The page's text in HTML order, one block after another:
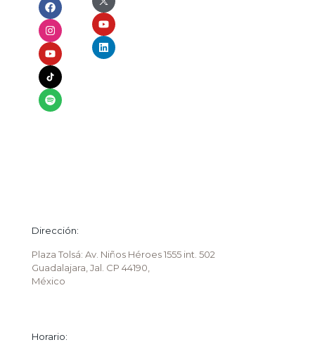
Dirección:
Plaza Tolsá: Av. Niños Héroes 1555 int. 502
Guadalajara, Jal. CP 44190,
México
Horario: